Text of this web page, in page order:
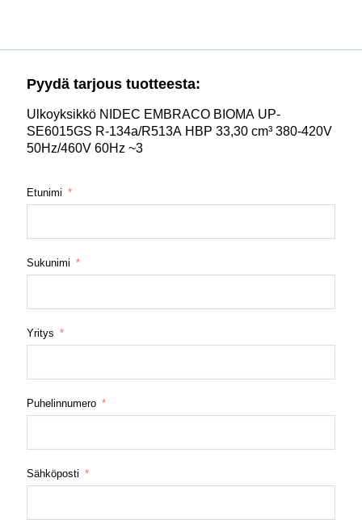
Pyydä tarjous tuotteesta:
Ulkoyksikkö NIDEC EMBRACO BIOMA UP-
SE6015GS R-134a/R513A HBP 33,30 cm³ 380-420V
50Hz/460V 60Hz ~3
Etunimi
Sukunimi
Yritys
Puhelinnumero
Sähköposti